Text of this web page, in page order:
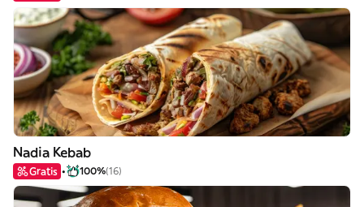
Nadia Kebab
Gratis 100%(16)